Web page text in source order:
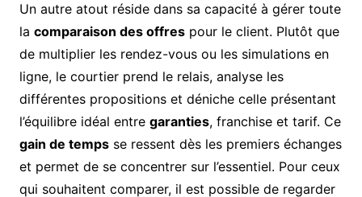
Un autre atout réside dans sa capacité à gérer toute
la comparaison des offrespour le client. Plutôt que
de multiplier les rendez-vous ou les simulations en
ligne, le courtier prend le relais, analyse les
différentes propositions et déniche celle présentant
l’équilibre idéal entre garanties, franchise et tarif. Ce
gain de tempsse ressent dès les premiers échanges
et permet de se concentrer sur l’essentiel. Pour ceux
qui souhaitent comparer, il est possible de regarder